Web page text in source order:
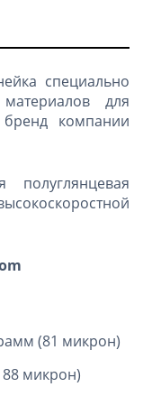
специально
для
компании
(81 микрон)
микрон)